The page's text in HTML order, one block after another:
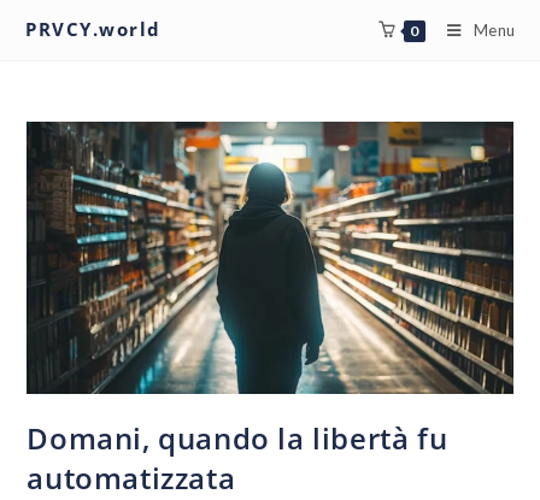
PRVCY.world 0 Menu
Domani, quando la libertà fu
automatizzata